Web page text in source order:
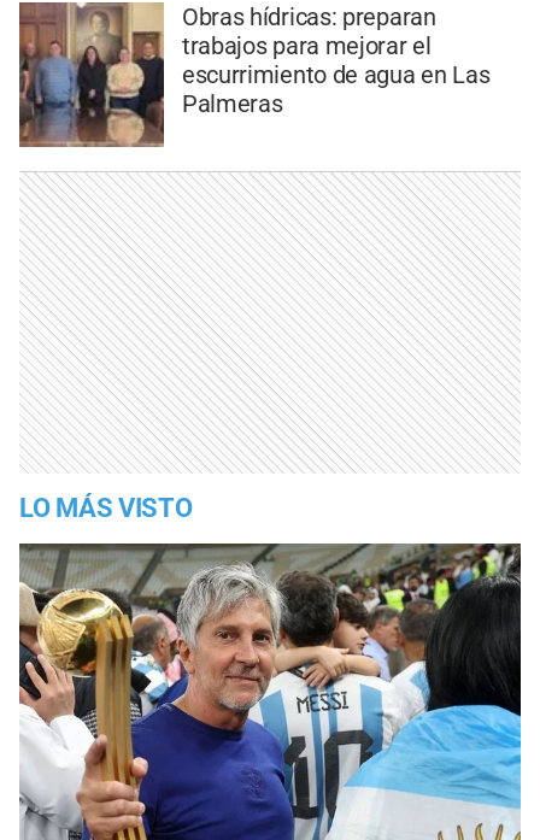
Obras hídricas: preparan
trabajos para mejorar el
escurrimiento de agua en Las
Palmeras
LO MÁS VISTO